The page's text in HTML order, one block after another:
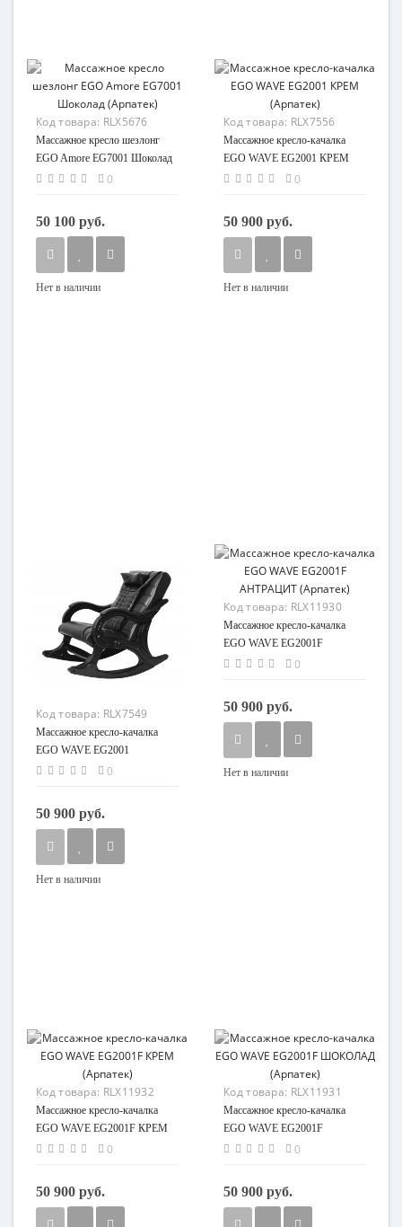
Код товара: RLX5676
Массажное кресло шезлонг
EGO Amore EG7001 Шоколад
(Арпатек)
0
50 100 руб.
Нет в наличии
Код товара: RLX7556
Массажное кресло-качалка
EGO WAVE EG2001 КРЕМ
(Арпатек)
0
50 900 руб.
Нет в наличии
Код товара: RLX7549
Массажное кресло-качалка
EGO WAVE EG2001
ШОКОЛАД (Арпатек)
0
50 900 руб.
Нет в наличии
Код товара: RLX11930
Массажное кресло-качалка
EGO WAVE EG2001F
АНТРАЦИТ (Арпатек)
0
50 900 руб.
Нет в наличии
Код товара: RLX11932
Массажное кресло-качалка
EGO WAVE EG2001F КРЕМ
(Арпатек)
0
50 900 руб.
Код товара: RLX11931
Массажное кресло-качалка
EGO WAVE EG2001F
ШОКОЛАД (Арпатек)
0
50 900 руб.